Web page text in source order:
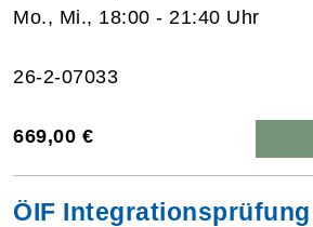
Mo., Mi., 18:00 - 21:40 Uhr
26-2-07033
669,00 €
ÖIF Integrationsprüfung